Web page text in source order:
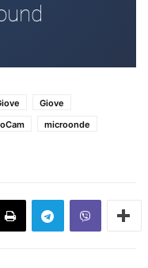
Giove
microonde